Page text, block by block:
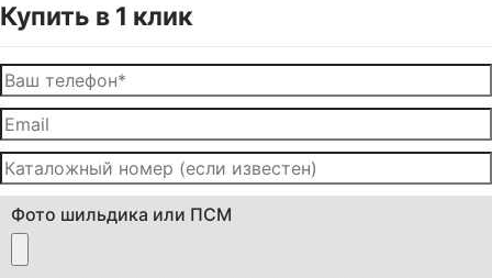
Купить в 1 клик
Фото шильдика или ПСМ